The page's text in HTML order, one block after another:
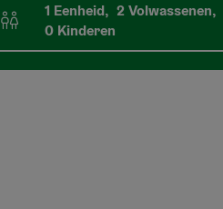
Aantal eenheden en persoonsvelden
1 Eenheid, 2Volwassenen,
0 Kinderen